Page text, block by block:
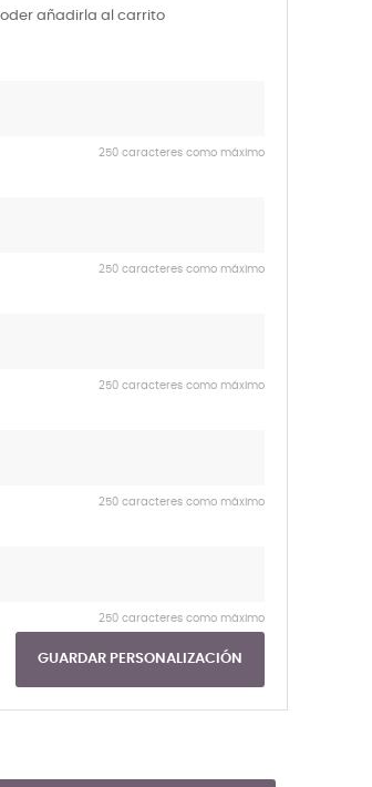
añadirla al carrito
250 caracteres como máximo
250 caracteres como máximo
250 caracteres como máximo
250 caracteres como máximo
250 caracteres como máximo
GUARDAR PERSONALIZACIÓN